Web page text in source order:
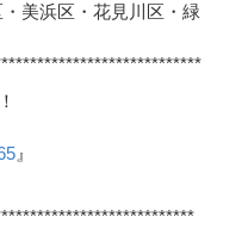
美浜区・花見川区・緑
』